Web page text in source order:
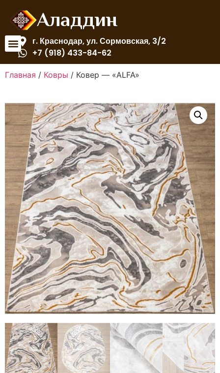
Аладдин
г. Краснодар, ул. Сормовская, 3/2
+7 (918) 433-84-62
Главная / Ковры / Ковер — «ALFA»